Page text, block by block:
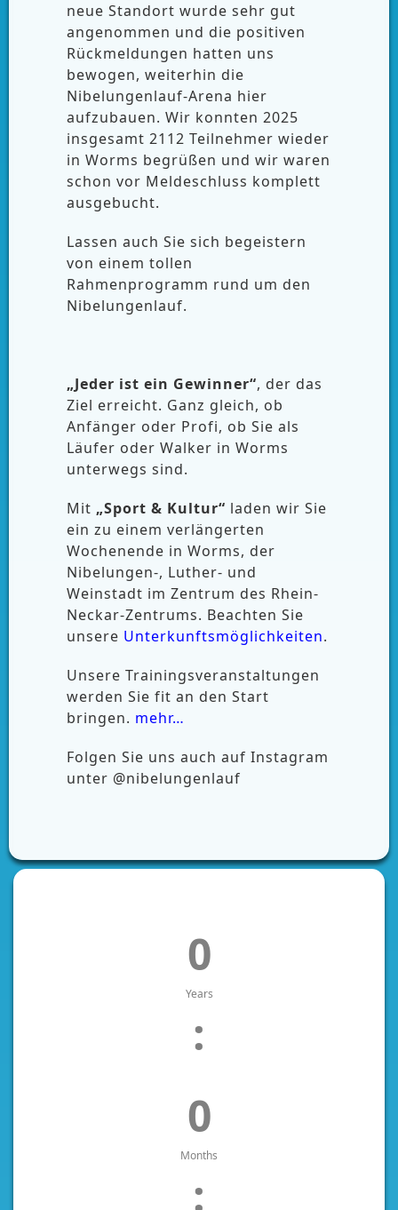
neue Standort wurde sehr gut
angenommen und die positiven
Rückmeldungen hatten uns
bewogen, weiterhin die
Nibelungenlauf-Arena hier
aufzubauen. Wir konnten 2025
insgesamt 2112 Teilnehmer wieder
in Worms begrüßen und wir waren
schon vor Meldeschluss komplett
ausgebucht.
Lassen auch Sie sich begeistern
von einem tollen
Rahmenprogramm rund um den
Nibelungenlauf.
„Jeder ist ein Gewinner“, der das
Ziel erreicht. Ganz gleich, ob
Anfänger oder Profi, ob Sie als
Läufer oder Walker in Worms
unterwegs sind.
Mit „Sport & Kultur“ laden wir Sie
ein zu einem verlängerten
Wochenende in Worms, der
Nibelungen-, Luther- und
Weinstadt im Zentrum des Rhein-
Neckar-Zentrums. Beachten Sie
unsere Unterkunftsmöglichkeiten.
Unsere Trainingsveranstaltungen
werden Sie fit an den Start
bringen. mehr…
Folgen Sie uns auch auf Instagram
unter @nibelungenlauf
0
Years
:
0
Months
: